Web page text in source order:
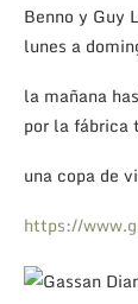
Benno y Guy
lunes a
la mañana
por la fábrica
una copa de
https://